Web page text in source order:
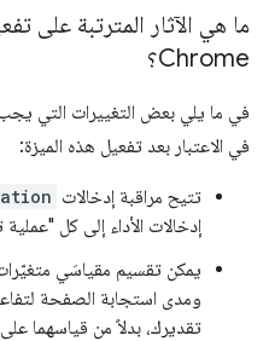
ما هي الآثار المترتبة على
Chrome؟
في ما يلي بعض التغييرات التي يجب
في الاعتبار بعد تفعيل هذه الميزة:
تتيح مراقبة إدخالات
إدخالات الأداء إلى كل "عملية
تقديرك، بدلاً من قياسهما